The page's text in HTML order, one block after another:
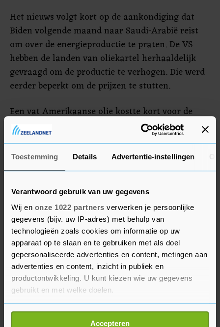
Toestemming Details Advertentie-instellingen
Verantwoord gebruik van uw gegevens
Wij en onze 1022 partners verwerken je persoonlijke
gegevens (bijv. uw IP-adres) met behulp van
technologieën zoals cookies om informatie op uw
apparaat op te slaan en te gebruiken met als doel
gepersonaliseerde advertenties en content, metingen aan
advertenties en content, inzicht in publiek en
productontwikkeling. U kunt kiezen wie uw gegevens
gebruikt en met welke doelen.
Als u het toestaat, willen we ook graag:
Accepteren
Het nieuws volgt kort op de aankondiging dat
Biden volgende maand naar Saudi-Arabië reist
om over de energieproductie te praten. De VS
hebben de landen van oliekartel herhaaldelijk
gevraagd om de productie te verhogen. Die werd
eerder beperkt om de prijzen te stutten.
Een vat Amerikaanse olie kostte kort voor de
slotbel op Wall Street dinsdag 2 procent minder
op 118,55 dollar. Brentolie werd 1,2 procent
goedkoper, op 120,86 dollar per vat.